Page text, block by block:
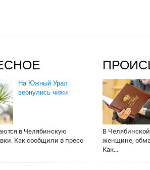
На Южный Урал
вернулись чижи
в Челябинскую
Как сообщили в пресс-
В
женщине,
Как...